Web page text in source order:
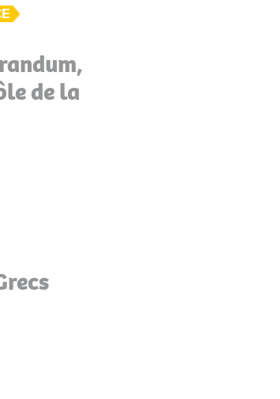
de la